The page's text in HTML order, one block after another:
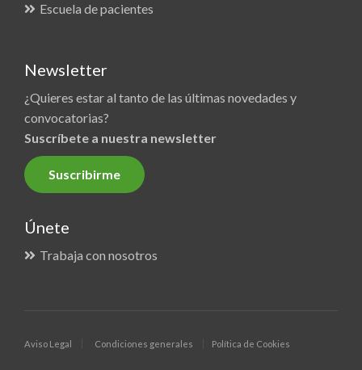
Escuela de pacientes
Newsletter
¿Quieres estar al tanto de las últimas novedades y
convocatorias?
Suscríbete a nuestra newsletter
Suscribirme
Únete
Trabaja con nosotros
Aviso Legal Condiciones generales Política de Cookies